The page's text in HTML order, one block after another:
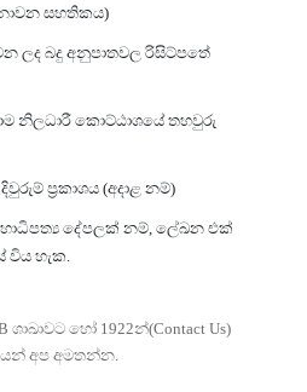
සහතිකය)
ලද බදු අනුපාතවල රිසිට්පතේ
නිලධාරී කොට්ඨාශයේ තහවුරු
ප්‍රකාශය (අදාළ නම්)
දේපලක් නම්, ලේඛන එක්
විය හැක.
ශාඛාවට හෝ 1922න්(Contact Us)
අප අමතන්න.